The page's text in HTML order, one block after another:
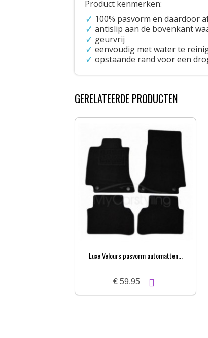
Product kenmerken:
100% pasvorm en daardoor
antislip aan de bovenkant
geurvrij
eenvoudig met water te
opstaande rand voor een
GERELATEERDE PRODUCTEN
Luxe Velours pasvorm automatten...
€ 59,95